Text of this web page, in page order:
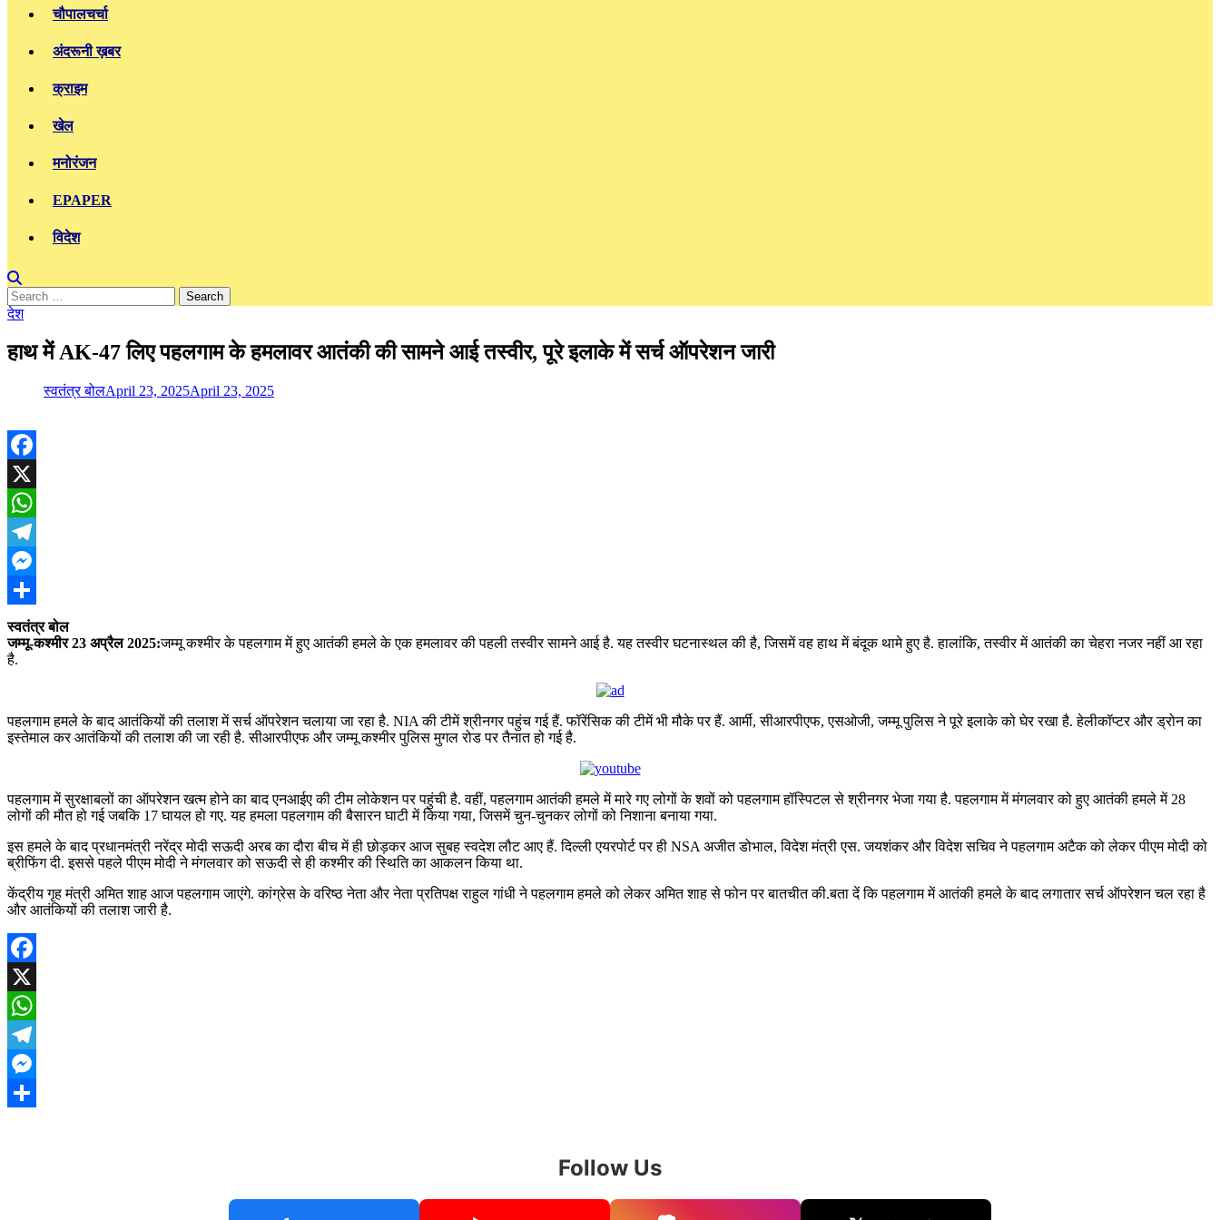
चौपालचर्चा
अंदरूनी ख़बर
क्राइम
खेल
मनोरंजन
EPAPER
विदेश
Search
for:
देश
हाथ में AK-47 लिए पहलगाम के हमलावर आतंकी की सामने आई तस्वीर, पूरे इलाके में सर्च ऑपरेशन जारी
स्वतंत्र बोलApril 23, 2025April 23, 2025
Facebook
X
WhatsApp
Telegram
Messenger
Share
स्वतंत्र बोल
जम्मू-कश्मीर 23 अप्रैल 2025:जम्मू कश्मीर के पहलगाम में हुए आतंकी हमले के एक हमलावर की पहली तस्वीर सामने आई है. यह तस्वीर घटनास्थल की है, जिसमें वह हाथ में बंदूक थामे हुए है. हालांकि, तस्वीर में आतंकी का चेहरा नजर नहीं आ रहा
है.
पहलगाम हमले के बाद आतंकियों की तलाश में सर्च ऑपरेशन चलाया जा रहा है. NIA की टीमें श्रीनगर पहुंच गई हैं. फॉरेंसिक की टीमें भी मौके पर हैं. आर्मी, सीआरपीएफ, एसओजी, जम्मू पुलिस ने पूरे इलाके को घेर रखा है. हेलीकॉप्टर और ड्रोन का
इस्तेमाल कर आतंकियों की तलाश की जा रही है. सीआरपीएफ और जम्मू कश्मीर पुलिस मुगल रोड पर तैनात हो गई है.
पहलगाम में सुरक्षाबलों का ऑपरेशन खत्म होने का बाद एनआईए की टीम लोकेशन पर पहुंची है. वहीं, पहलगाम आतंकी हमले में मारे गए लोगों के शवों को पहलगाम हॉस्पिटल से श्रीनगर भेजा गया है. पहलगाम में मंगलवार को हुए आतंकी हमले में 28
लोगों की मौत हो गई जबकि 17 घायल हो गए. यह हमला पहलगाम की बैसारन घाटी में किया गया, जिसमें चुन-चुनकर लोगों को निशाना बनाया गया.
इस हमले के बाद प्रधानमंत्री नरेंद्र मोदी सऊदी अरब का दौरा बीच में ही छोड़कर आज सुबह स्वदेश लौट आए हैं. दिल्ली एयरपोर्ट पर ही NSA अजीत डोभाल, विदेश मंत्री एस. जयशंकर और विदेश सचिव ने पहलगाम अटैक को लेकर पीएम मोदी को
ब्रीफिंग दी. इससे पहले पीएम मोदी ने मंगलवार को सऊदी से ही कश्मीर की स्थिति का आकलन किया था.
केंद्रीय गृह मंत्री अमित शाह आज पहलगाम जाएंगे. कांग्रेस के वरिष्ठ नेता और नेता प्रतिपक्ष राहुल गांधी ने पहलगाम हमले को लेकर अमित शाह से फोन पर बातचीत की.बता दें कि पहलगाम में आतंकी हमले के बाद लगातार सर्च ऑपरेशन चल रहा है
और आतंकियों की तलाश जारी है.
Facebook
X
WhatsApp
Telegram
Messenger
Follow Us